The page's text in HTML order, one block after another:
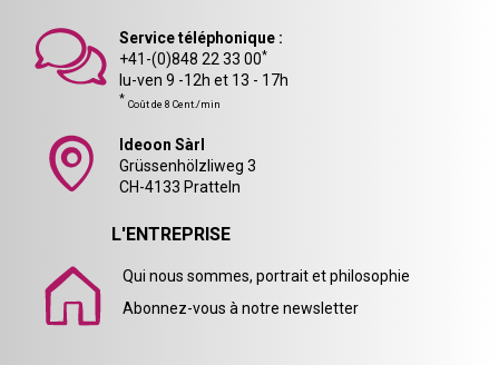
Service téléphonique :
+41-(0)848 22 33 00*
lu-ven 9 -12h et 13 - 17h
* Coût de 8 Cent./min
Ideoon Sàrl
Grüssenhölzliweg 3
CH-4133 Pratteln
L'ENTREPRISE
Qui nous sommes, portrait et philosophie
Abonnez-vous à notre newsletter